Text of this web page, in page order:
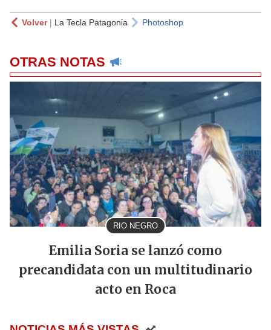
Volver| La Tecla Patagonia Photoshop
OTRAS NOTAS
RIO NEGRO
Emilia Soria se lanzó como
precandidata con un multitudinario
acto en Roca